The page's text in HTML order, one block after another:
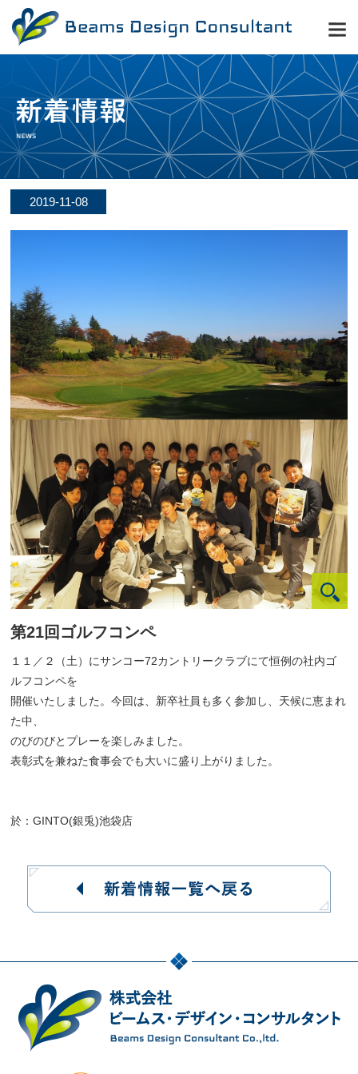
2019-11-08
第21回ゴルフコンペ
１１／２（土）にサンコー72カントリークラブにて恒例の社内ゴ
ルフコンペを
開催いたしました。今回は、新卒社員も多く参加し、天候に恵まれ
た中、
のびのびとプレーを楽しみました。
表彰式を兼ねた食事会でも大いに盛り上がりました。
於：GINTO(銀兎)池袋店